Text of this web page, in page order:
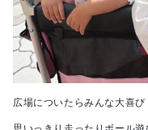
広場についたらみんな大喜